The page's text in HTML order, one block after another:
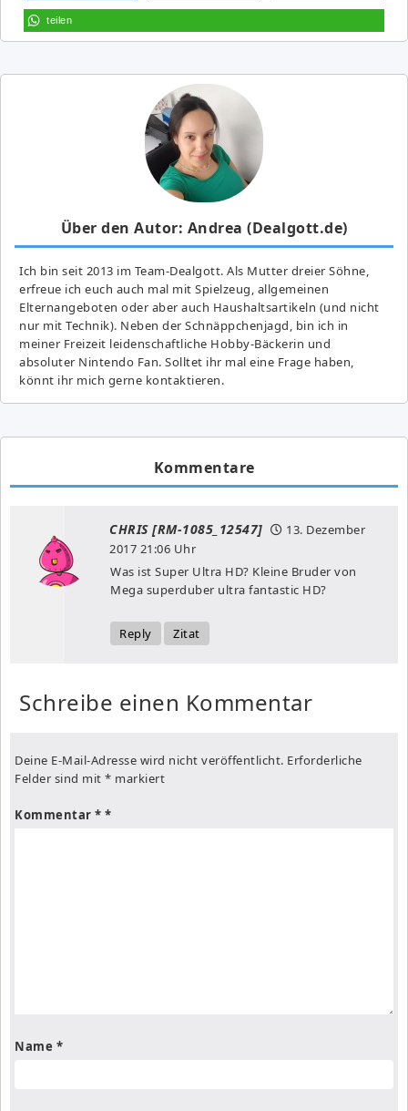
teilen
Über den Autor: Andrea (Dealgott.de)
Ich bin seit 2013 im Team-Dealgott. Als Mutter dreier Söhne,
erfreue ich euch auch mal mit Spielzeug, allgemeinen
Elternangeboten oder aber auch Haushaltsartikeln (und nicht
nur mit Technik). Neben der Schnäppchenjagd, bin ich in
meiner Freizeit leidenschaftliche Hobby-Bäckerin und
absoluter Nintendo Fan. Solltet ihr mal eine Frage haben,
könnt ihr mich gerne kontaktieren.
Kommentare
CHRIS [RM-1085_12547]
13. Dezember
2017 21:06 Uhr
Was ist Super Ultra HD? Kleine Bruder von
Mega superduber ultra fantastic HD?
Reply Zitat
Schreibe einen Kommentar
Deine E-Mail-Adresse wird nicht veröffentlicht. Erforderliche
Felder sind mit * markiert
Kommentar *
Name *